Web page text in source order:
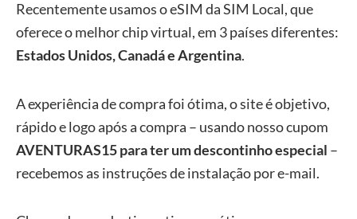
Recentemente usamos o eSIM da SIM Local, que
oferece o melhor chip virtual, em 3 países diferentes:
Estados Unidos, Canadá e Argentina.
A experiência de compra foi ótima, o site é objetivo,
rápido e logo após a compra – usando nosso cupom
AVENTURAS15 para ter um descontinho especial –
recebemos as instruções de instalação por e-mail.